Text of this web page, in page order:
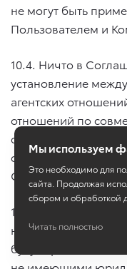
не могут быть
Пользователем и
10.4. Ничто в
установление
агентских
отношений по
отношений личного
отношений, прямо
Соглашением.
10.5. Если по тем
несколько
будут признаны
Мы используем
Это необходимо для
сайта. Продолжая
сбором и обработкой
Читать полностью